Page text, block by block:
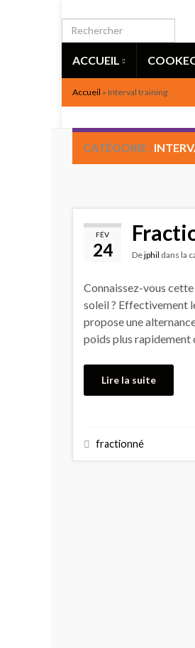
ACCUEIL
Accueil » Interval training
CATÉGORIE :
FÉV
24 Dejphil dans la
Connaissez-vous
soleil ? Effectivement
propose une
poids plus rapidement
Lire la suite
fractionné